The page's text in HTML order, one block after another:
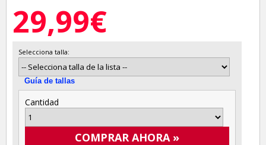
29,99€
Selecciona talla:
Guía de tallas
Cantidad
COMPRAR AHORA »